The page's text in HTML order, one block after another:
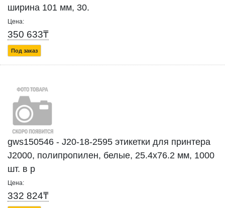
ширина 101 мм, 30.
Цена:
350 633₸
Под заказ
gws150546 - J20-18-2595 этикетки для принтера
J2000, полипропилен, белые, 25.4х76.2 мм, 1000
шт. в р
Цена:
332 824₸